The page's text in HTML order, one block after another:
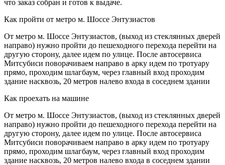
что заказ собран и готов к выдаче.
Как пройти от метро м. Шоссе Энтузиастов
От метро м. Шоссе Энтузиастов, (выход из стеклянных дверей
направо) нужно пройти до пешеходного перехода перейти на
другую сторону, далее идем по улице. После автосервиса
Митсубиси поворачиваем направо в арку идем по тротуару
прямо, проходим шлагбаум, через главный вход проходим
здание насквозь, 20 метров налево входа в соседнем здании
Как проехать на машине
От метро м. Шоссе Энтузиастов, (выход из стеклянных дверей
направо) нужно пройти до пешеходного перехода перейти на
другую сторону, далее идем по улице. После автосервиса
Митсубиси поворачиваем направо в арку идем по тротуару
прямо, проходим шлагбаум, через главный вход проходим
здание насквозь, 20 метров налево входа в соседнем здании